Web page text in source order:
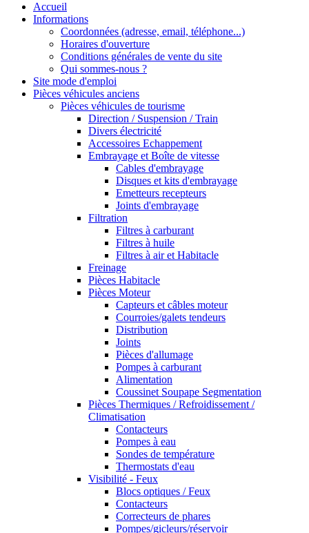
Accueil
Informations
Coordonnées (adresse, email, téléphone...)
Horaires d'ouverture
Conditions générales de vente du site
Qui sommes-nous ?
Site mode d'emploi
Pièces véhicules anciens
Pièces véhicules de tourisme
Direction / Suspension / Train
Divers électricité
Accessoires Echappement
Embrayage et Boîte de vitesse
Cables d'embrayage
Disques et kits d'embrayage
Emetteurs recepteurs
Joints d'embrayage
Filtration
Filtres à carburant
Filtres à huile
Filtres à air et Habitacle
Freinage
Pièces Habitacle
Pièces Moteur
Capteurs et câbles moteur
Courroies/galets tendeurs
Distribution
Joints
Pièces d'allumage
Pompes à carburant
Alimentation
Coussinet Soupape Segmentation
Pièces Thermiques / Refroidissement /
Climatisation
Contacteurs
Pompes à eau
Sondes de température
Thermostats d'eau
Visibilité - Feux
Blocs optiques / Feux
Contacteurs
Correcteurs de phares
Pompes/gicleurs/réservoir